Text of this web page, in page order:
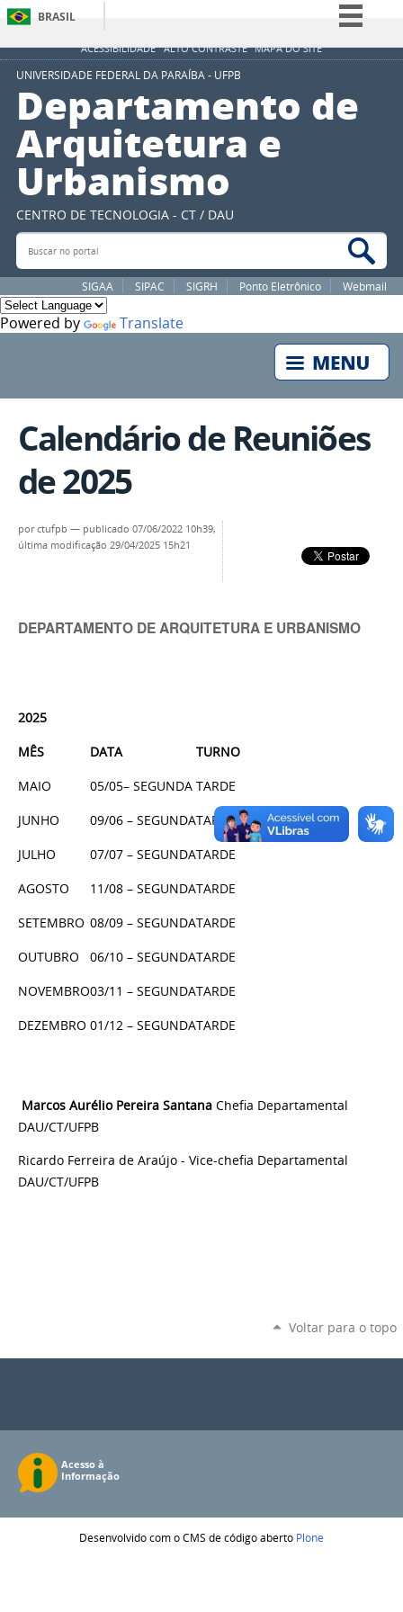
ACESSIBILIDADE ALTO CONTRASTE MAPA DO SITE
BRASIL
Simplifique!
Participe
Legislação
UNIVERSIDADE FEDERAL DA PARAÍBA - UFPB
Departamento de
Arquitetura e
Urbanismo
CENTRO DE TECNOLOGIA - CT / DAU
Buscar no portal
SIGAA SIPAC SIGRH Ponto Eletrônico Webmail
Powered by Translate
Calendário de Reuniões
de 2025
porctufpb — publicado 07/06/2022 10h39,
última modificação 29/04/2025 15h21
DEPARTAMENTO DE ARQUITETURA E URBANISMO
2025
MÊS DATA TURNO
MAIO 05/05– SEGUNDA TARDE
JUNHO 09/06 – SEGUNDATARDE
JULHO 07/07 – SEGUNDATARDE
AGOSTO 11/08 – SEGUNDATARDE
SETEMBRO 08/09 – SEGUNDATARDE
OUTUBRO 06/10 – SEGUNDATARDE
NOVEMBRO03/11 – SEGUNDATARDE
DEZEMBRO 01/12 – SEGUNDATARDE
Marcos Aurélio Pereira Santana Chefia Departamental
DAU/CT/UFPB
Ricardo Ferreira de Araújo - Vice-chefia Departamental
DAU/CT/UFPB
Voltar para o topo
Desenvolvido com o CMS de código aberto Plone